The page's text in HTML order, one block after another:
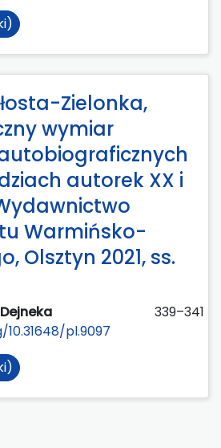
Zielonka,
wymiar
autorek XX i
Warmińsko-
Olsztyn 2021, ss.
339–341
pl.9097